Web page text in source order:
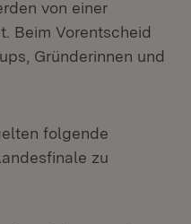
von einer
Beim Vorentscheid
Gründerinnen und
folgende
zu